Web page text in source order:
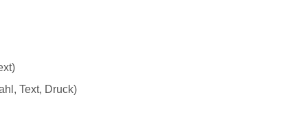
Text, Druck)